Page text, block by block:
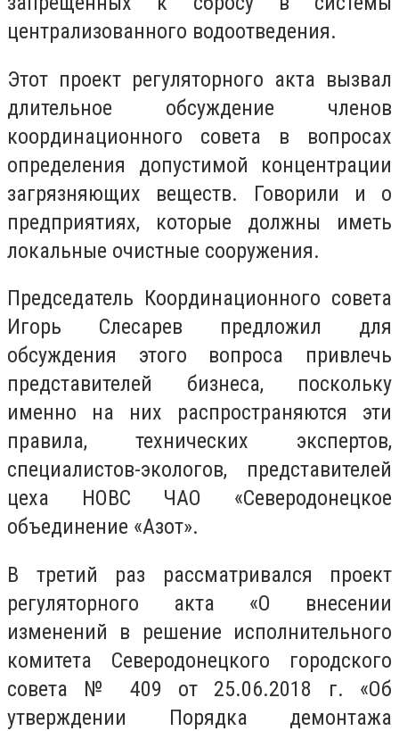
централизованного водоотведения.
Этот проект регуляторного акта вызвал
длительное обсуждение членов
координационного совета в вопросах
определения допустимой концентрации
загрязняющих веществ. Говорили и о
предприятиях, которые должны иметь
локальные очистные сооружения.
Председатель Координационного совета
Игорь Слесарев предложил для
обсуждения этого вопроса привлечь
представителей бизнеса, поскольку
именно на них распространяются эти
правила, технических экспертов,
специалистов-экологов, представителей
цеха НОВС ЧАО «Северодонецкое
объединение «Азот».
В третий раз рассматривался проект
регуляторного акта «О внесении
изменений в решение исполнительного
комитета Северодонецкого городского
совета № 409 от 25.06.2018 г. «Об
утверждении Порядка демонтажа